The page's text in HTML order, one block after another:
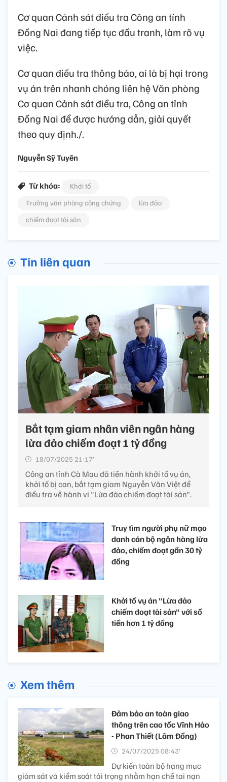
Cơ quan Cảnh sát điều tra Công an tỉnh
Đồng Nai đang tiếp tục đấu tranh, làm rõ vụ
việc.
Cơ quan điều tra thông báo, ai là bị hại trong
vụ án trên nhanh chóng liên hệ Văn phòng
Cơ quan Cảnh sát điều tra, Công an tỉnh
Đồng Nai để được hướng dẫn, giải quyết
theo quy định./.
Nguyễn Sỹ Tuyên
Từ khóa:
Khởi tố
Trưởng văn phòng công chứng
lừa đảo
chiếm đoạt tài sản
Tin liên quan
Bắt tạm giam nhân viên ngân hàng
lừa đảo chiếm đoạt 1 tỷ đồng
18/07/2025 21:17’
Công an tỉnh Cà Mau đã tiến hành khởi tố vụ án,
khởi tố bị can, bắt tạm giam Nguyễn Văn Việt để
điều tra về hành vi "Lừa đảo chiếm đoạt tài sản".
Truy tìm người phụ nữ mạo
danh cán bộ ngân hàng lừa
đảo, chiếm đoạt gần 30 tỷ
đồng
Khởi tố vụ án "Lừa đảo
chiếm đoạt tài sản" với số
tiền hơn 1 tỷ đồng
Xem thêm
Đảm bảo an toàn giao
thông trên cao tốc Vĩnh Hảo
- Phan Thiết (Lâm Đồng)
24/07/2025 08:43’
Dự kiến toàn bộ hạng mục
giám sát và kiểm soát tải trọng nhằm hạn chế tai nạn